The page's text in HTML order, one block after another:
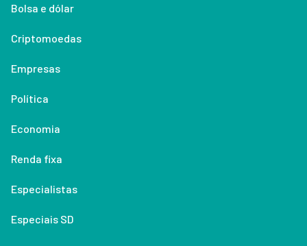
Bolsa e dólar
Criptomoedas
Empresas
Política
Economia
Renda fixa
Especialistas
Especiais SD